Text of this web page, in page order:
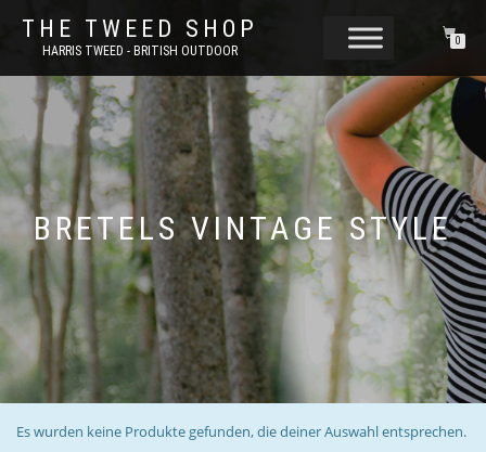
THE TWEED SHOP
HARRIS TWEED - BRITISH OUTDOOR
0
BRETELS VINTAGE STYLE
Es wurden keine Produkte gefunden, die deiner Auswahl entsprechen.